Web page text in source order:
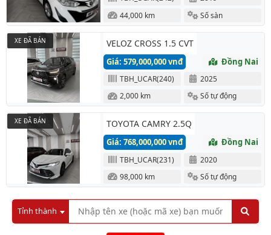
44,000 km
Số sàn
VELOZ CROSS 1.5 CVT
Giá: 579,000,000 vnđ Đồng Nai
TBH_UCAR(240)
2025
2,000 km
Số tự động
XE ĐÃ BÁN
TOYOTA CAMRY 2.5Q
Giá: 768,000,000 vnđ Đồng Nai
TBH_UCAR(231)
2020
98,000 km
Số tự động
XE ĐÃ BÁN
Tỉnh thành